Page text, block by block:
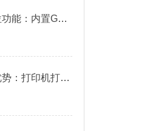
超声波测深仪的定位功能：内置GPS或北斗模块，自动记录测量点坐标
水深水温测量仪的优势：打印机打印数据，无需连线，蓝牙连接直接打印